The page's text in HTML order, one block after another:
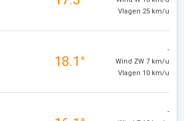
Vlagen 25 km/u
18.1°
-
Wind ZW 7 km/u
Vlagen 10 km/u
-